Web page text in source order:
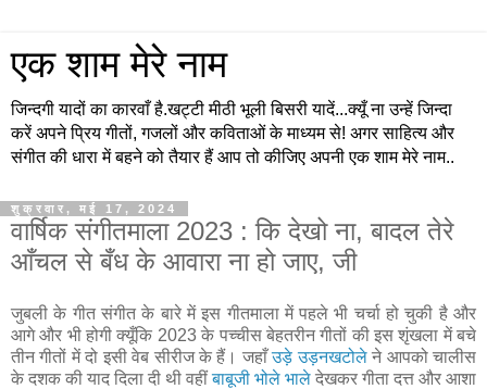
एक शाम मेरे नाम
जिन्दगी यादों का कारवाँ है.खट्टी मीठी भूली बिसरी यादें...क्यूँ ना उन्हें जिन्दा
करें अपने प्रिय गीतों, गजलों और कविताओं के माध्यम से! अगर साहित्य और
संगीत की धारा में बहने को तैयार हैं आप तो कीजिए अपनी एक शाम मेरे नाम..
शुक्रवार, मई 17, 2024
वार्षिक संगीतमाला 2023 : कि देखो ना, बादल तेरे
आँचल से बँध के आवारा ना हो जाए, जी
जुबली के गीत संगीत के बारे में इस गीतमाला में पहले भी चर्चा हो चुकी है और
आगे और भी होगी क्यूँकि 2023 के पच्चीस बेहतरीन गीतों की इस शृंखला में बचे
तीन गीतों में दो इसी वेब सीरीज के हैं। जहाँउड़े उड़नखटोलेने आपको चालीस
के दशक की याद दिला दी थी वहींबाबूजी भोले भाले देखकर गीता दत्त और आशा